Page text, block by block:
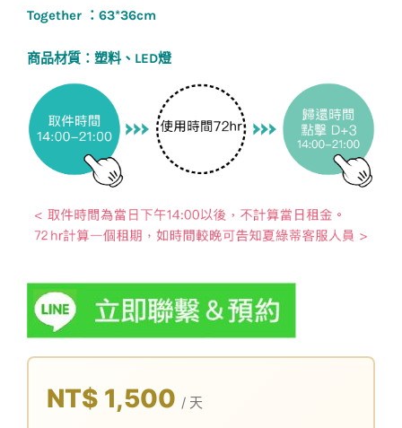
Together ：63*36cm
商品材質：塑料、LED燈
NT$ 1,500 / 天